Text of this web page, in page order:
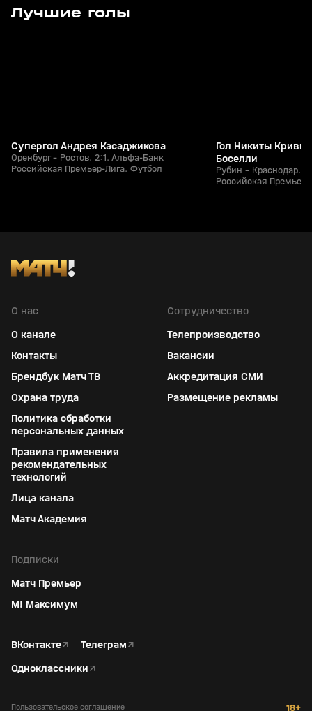
Лучшие голы
26 июл, 21:49
Супергол Андрея Касаджикова
Оренбург - Ростов. 2:1. Альфа-Банк
Российская Премьер-Лига. Футбол
Гол Никиты
Боселли
Рубин - Краснодар.
Российская
О нас
О канале
Контакты
Брендбук Матч ТВ
Охрана труда
Политика обработки
персональных данных
Правила применения
рекомендательных
технологий
Лица канала
Матч Академия
Сотрудничество
Телепроизводство
Вакансии
Аккредитация СМИ
Размещение рекламы
Подписки
Матч Премьер
М! Максимум
ВКонтакте↗ Телеграм↗
Одноклассники↗
Пользовательское соглашение 18+